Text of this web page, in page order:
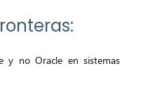
y no Oracle en sistemas